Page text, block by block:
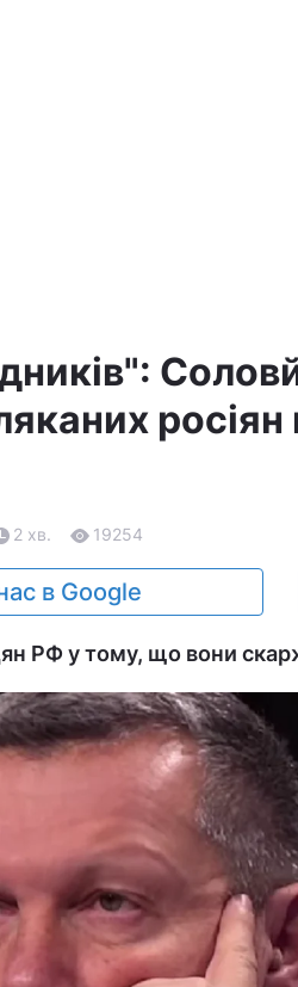
росіян
2 хв. 19254
в Google
РФ у тому, що вони